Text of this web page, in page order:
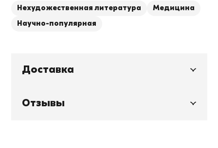
Нехудожественная литература
Медицина
Научно-популярная
Доставка
Отзывы